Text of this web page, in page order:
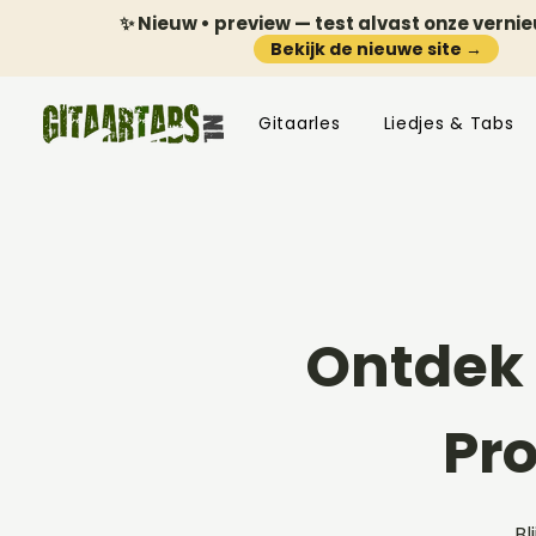
✨ Nieuw • preview — test alvast onze
Bekijk de nieuwe site →
Gitaarles Liedjes & Tabs